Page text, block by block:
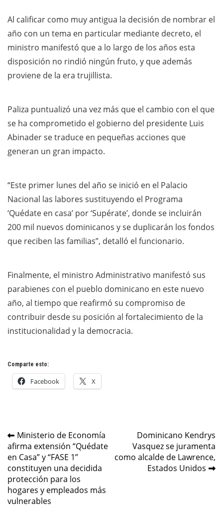
Al calificar como muy antigua la decisión de nombrar el
año con un tema en particular mediante decreto, el
ministro manifestó que a lo largo de los años esta
disposición no rindió ningún fruto, y que además
proviene de la era trujillista.
Paliza puntualizó una vez más que el cambio con el que
se ha comprometido el gobierno del presidente Luis
Abinader se traduce en pequeñas acciones que
generan un gran impacto.
“Este primer lunes del año se inició en el Palacio
Nacional las labores sustituyendo el Programa
‘Quédate en casa’ por ‘Supérate’, donde se incluirán
200 mil nuevos dominicanos y se duplicarán los fondos
que reciben las familias”, detalló el funcionario.
Finalmente, el ministro Administrativo manifestó sus
parabienes con el pueblo dominicano en este nuevo
año, al tiempo que reafirmó su compromiso de
contribuir desde su posición al fortalecimiento de la
institucionalidad y la democracia.
Comparte esto:
Facebook X
Navegación
de
entradas
Ministerio de Economía
afirma extensión “Quédate
en Casa” y “FASE 1”
constituyen una decidida
protección para los
hogares y empleados más
vulnerables
Dominicano Kendrys
Vasquez se juramenta
como alcalde de Lawrence,
Estados Unidos